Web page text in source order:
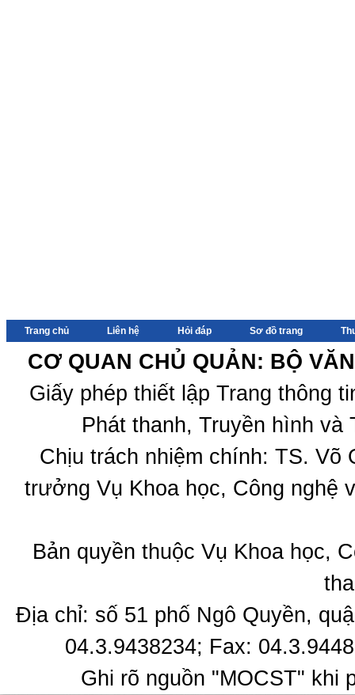
Trang chủ Liên hệ Hỏi đáp Sơ đồ trang
CƠ QUAN CHỦ QUẢN: BỘ
Giấy phép thiết lập Trang thông
Phát thanh, Truyền hình
Chịu trách nhiệm chính: TS.
trưởng Vụ Khoa học, Công nghệ
Bản quyền thuộc Vụ Khoa học,
Địa chỉ: số 51 phố Ngô Quyền,
04.3.9438234; Fax:
Ghi rõ nguồn "MOCST" khi